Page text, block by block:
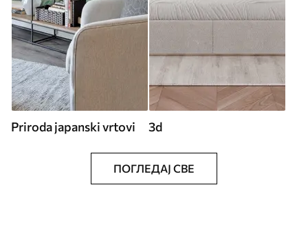
Priroda japanski vrtovi 3d
ПОГЛЕДАЈ СВЕ